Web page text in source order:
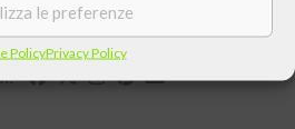
le preferenze
PolicyPrivacy Policy